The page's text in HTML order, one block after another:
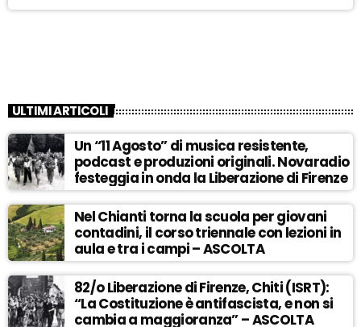
ULTIMI ARTICOLI
Un “11 Agosto” di musica resistente,
podcast e produzioni originali. Novaradio
festeggia in onda la Liberazione di Firenze
Nel Chianti torna la scuola per giovani
contadini, il corso triennale con lezioni in
aula e tra i campi – ASCOLTA
82/o Liberazione di Firenze, Chiti (ISRT):
“La Costituzione è antifascista, e non si
cambia a maggioranza” – ASCOLTA